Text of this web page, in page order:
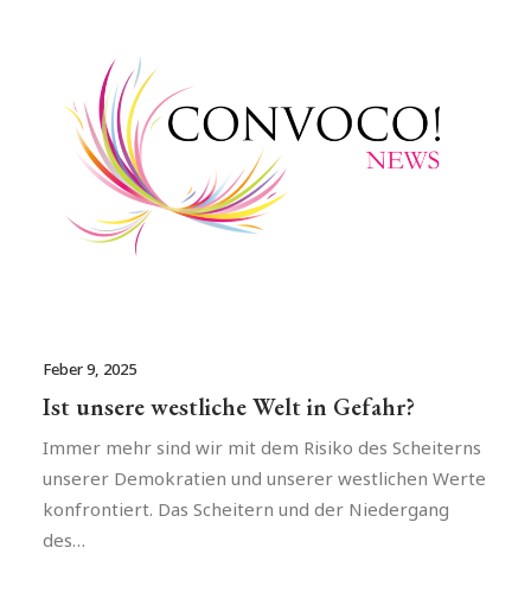
Feber 9, 2025
Ist unsere westliche Welt in Gefahr?
Immer mehr sind wir mit dem Risiko des Scheiterns
unserer Demokratien und unserer westlichen Werte
konfrontiert. Das Scheitern und der Niedergang
des…